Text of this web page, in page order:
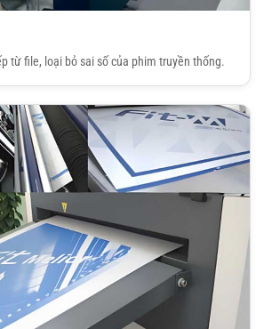
từ file, loại bỏ sai số của phim truyền thống.